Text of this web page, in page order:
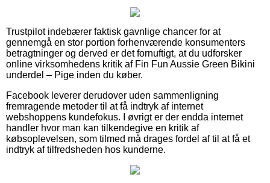
Trustpilot indebærer faktisk gavnlige chancer for at
gennemgå en stor portion forhenværende konsumenters
betragtninger og derved er det fornuftigt, at du udforsker
online virksomhedens kritik af Fin Fun Aussie Green Bikini
underdel – Pige inden du køber.
Facebook leverer derudover uden sammenligning
fremragende metoder til at få indtryk af internet
webshoppens kundefokus. I øvrigt er der endda internet
handler hvor man kan tilkendegive en kritik af
købsoplevelsen, som tilmed må drages fordel af til at få et
indtryk af tilfredsheden hos kunderne.